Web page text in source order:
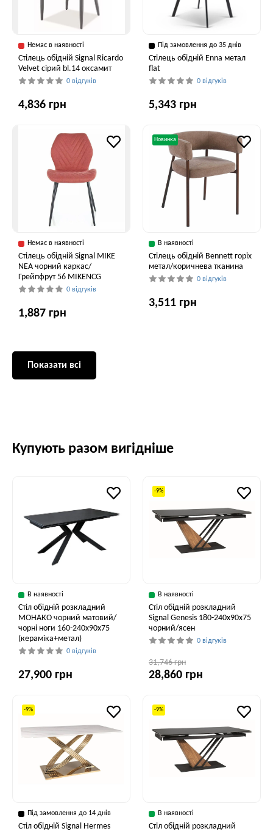
Немає в наявності
Стілець обідній Signal Ricardo
Velvet сірий bl.14 оксамит
0 відгуків
4,836 грн
Під замовлення до 35 днів
Стілець обідній Enna метал
flat
0 відгуків
5,343 грн
Немає в наявності
Стілець обідній Signal MIKE
NEA чорний каркас/
Грейпфрут 56 MIKENCG
0 відгуків
1,887 грн
Новинка
В наявності
Стілець обідній Bennett горіх
метал/коричнева тканина
0 відгуків
3,511 грн
Показати всі
Купують разом вигідніше
В наявності
Стіл обідній розкладний
МОНАКО чорний матовий/
чорні ноги 160-240x90x75
(кераміка+метал)
0 відгуків
27,900 грн
-9%
В наявності
Стіл обідній розкладний
Signal Genesis 180-240x90x75
чорний/ясен
0 відгуків
31,746 грн
28,860 грн
-9%
Під замовлення до 14 днів
Стіл обідній Signal Hermes
-9%
В наявності
Стіл обідній розкладний